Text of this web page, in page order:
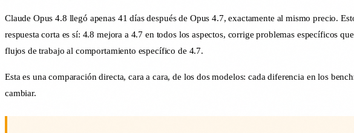
Claude Opus 4.8 llegó apenas 41 días después de Opus 4.7, exactamente al mismo precio.
respuesta corta es sí: 4.8 mejora a 4.7 en todos los aspectos, corrige problemas específicos
flujos de trabajo al comportamiento específico de 4.7.
Esta es una comparación directa, cara a cara, de los dos modelos: cada diferencia en los
cambiar.